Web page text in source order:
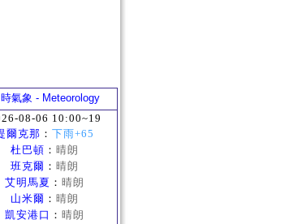
氣象 - Meteorology
08-06 10:00~19
爾克那 ： 下雨+65
杜巴頓 ： 晴朗
班克爾 ： 晴朗
艾明馬夏 ： 晴朗
山米爾 ： 晴朗
凱安港口 ： 晴朗